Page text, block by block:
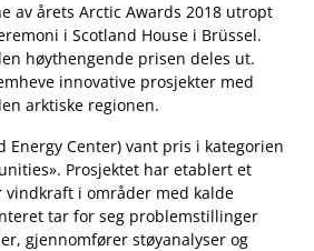
av årets Arctic Awards 2018 utropt
i Scotland House i Brüssel.
høythengende prisen deles ut.
innovative prosjekter med
arktiske regionen.
Energy Center) vant pris i kategorien
Prosjektet har etablert et
vindkraft i områder med kalde
tar for seg problemstillinger
gjennomfører støyanalyser og